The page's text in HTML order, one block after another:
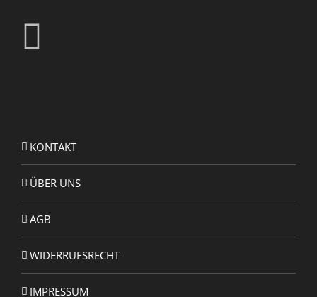
KONTAKT
ÜBER UNS
AGB
WIDERRUFSRECHT
IMPRESSUM